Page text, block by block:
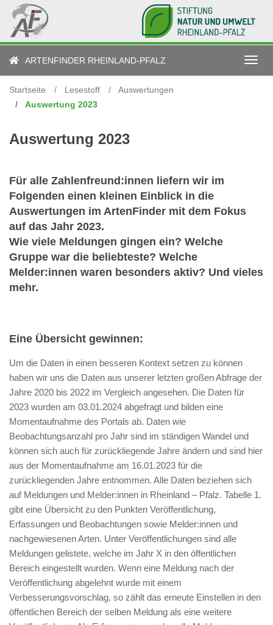
Direkt
zum
Inhalt
ARTENFINDER RHEINLAND-PFALZ
Startseite Lesestoff
Auswertungen
Auswertung 2023
Auswertung 2023
Für alle Zahlenfreund:innen liefern wir im
Folgenden einen kleinen Einblick in die
Auswertungen im ArtenFinder mit dem Fokus
auf das Jahr 2023.
Wie viele Meldungen gingen ein? Welche
Gruppe war die beliebteste? Welche
Melder:innen waren besonders aktiv? Und vieles
mehr.
Eine Übersicht gewinnen:
Um die Daten in einen besseren Kontext setzen zu können
haben wir uns die Daten aus unserer letzten großen Abfrage der
Jahre 2020 bis 2022 im Vergleich angesehen. Die Daten für
2023 wurden am 03.01.2024 abgefragt und bilden eine
Momentaufnahme des Portals ab. Daten wie
Beobachtungsanzahl pro Jahr sind im ständigen Wandel und
können sich auch für zurückliegende Jahre ändern und sind hier
aus der Momentaufnahme am 16.01.2023 für die
zurückliegenden Jahre entnommen. Alle Daten beziehen sich
auf Meldungen und Melder:innen in Rheinland – Pfalz. Tabelle 1.
gibt eine Übersicht zu den Punkten Veröffentlichung,
Erfassungen und Beobachtungen sowie Melder:innen und
nachgewiesenen Arten. Unter Veröffentlichungen sind alle
Meldungen gelistete, welche im Jahr X in den öffentlichen
Bereich eingestellt wurden. Wenn eine Meldung nach der
Veröffentlichung abgelehnt wurde mit einem
Verbesserungsvorschlag, so zählt das erneute Einstellen in den
öffentlichen Bereich der selben Meldung als eine weitere